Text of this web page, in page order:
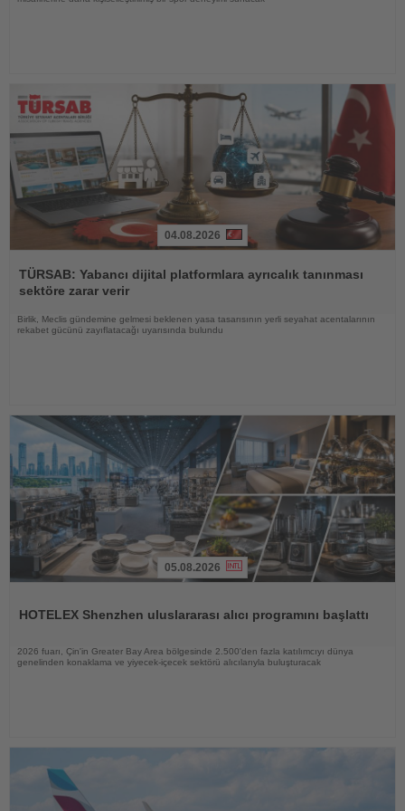
Oku
04.08.2026
TÜRSAB: Yabancı dijital platformlara ayrıcalık tanınması
sektöre zarar verir
Birlik, Meclis gündemine gelmesi beklenen yasa tasarısının yerli seyahat acentalarının
rekabet gücünü zayıflatacağı uyarısında bulundu
05.08.2026
HOTELEX Shenzhen uluslararası alıcı programını başlattı
2026 fuarı, Çin'in Greater Bay Area bölgesinde 2.500'den fazla katılımcıyı dünya
genelinden konaklama ve yiyecek-içecek sektörü alıcılarıyla buluşturacak